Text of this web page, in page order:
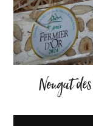
Nougat